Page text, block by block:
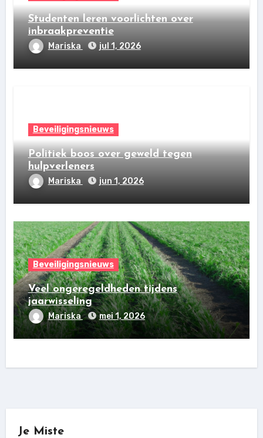
Studenten leren voorlichten over
inbraakpreventie
Mariska jul 1, 2026
Beveiligingsnieuws
Politiek boos over geweld tegen
hulpverleners
Mariska jun 1, 2026
Beveiligingsnieuws
Veel ongeregeldheden tijdens
jaarwisseling
Mariska mei 1, 2026
Je Miste